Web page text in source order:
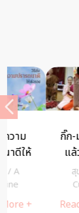
ครูณัฐ ครูหนุ่ม
ใจหล่อ นำเงิน
บริจาคมอบให้
รพ.สังขละบุรี
และร่วม
Read More +